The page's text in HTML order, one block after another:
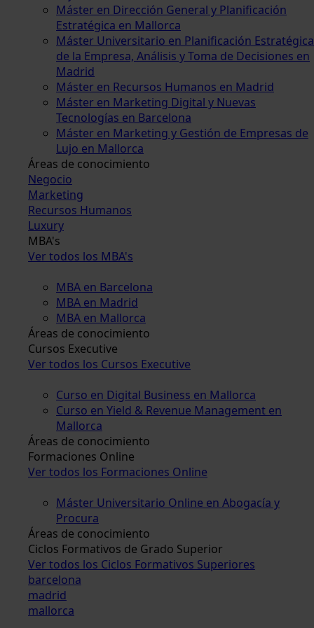
Máster en Dirección General y Planificación
Estratégica en Mallorca
Máster Universitario en Planificación Estratégica
de la Empresa, Análisis y Toma de Decisiones en
Madrid
Máster en Recursos Humanos en Madrid
Máster en Marketing Digital y Nuevas
Tecnologías en Barcelona
Máster en Marketing y Gestión de Empresas de
Lujo en Mallorca
Áreas de conocimiento
Negocio
Marketing
Recursos Humanos
Luxury
MBA's
Ver todos los MBA's
MBA en Barcelona
MBA en Madrid
MBA en Mallorca
Áreas de conocimiento
Cursos Executive
Ver todos los Cursos Executive
Curso en Digital Business en Mallorca
Curso en Yield & Revenue Management en
Mallorca
Áreas de conocimiento
Formaciones Online
Ver todos los Formaciones Online
Máster Universitario Online en Abogacía y
Procura
Áreas de conocimiento
Ciclos Formativos de Grado Superior
Ver todos los Ciclos Formativos Superiores
barcelona
madrid
mallorca